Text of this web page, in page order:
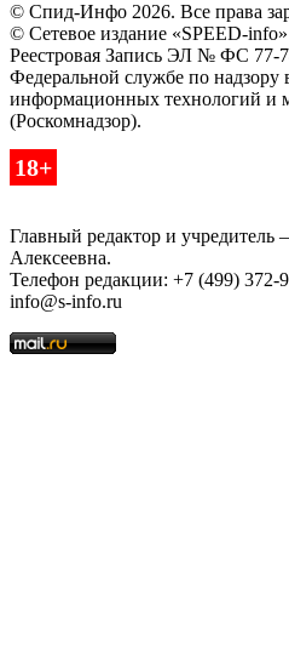
© Спид-Инфо 2026. Все права
© Сетевое издание «SPEED-
Реестровая Запись ЭЛ № ФС 77-
Федеральной службе по надзору
информационных технологий и
(Роскомнадзор).
18+
Главный редактор и
Алексеевна.
Телефон редакции: +7 (499) 372-
info@s-info.ru